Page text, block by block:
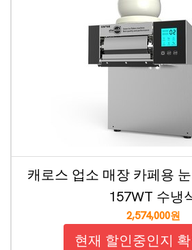
캐로스 업소 매장 카페용
157WT 수냉
2,574,000원
현재 할인중인지